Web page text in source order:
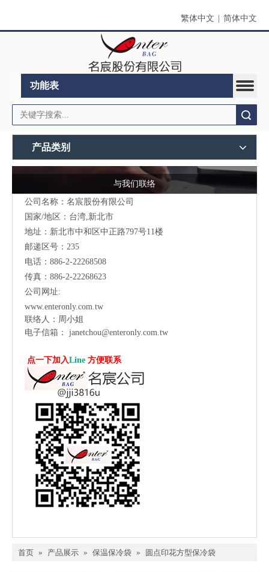
繁体中文 简体中文
功能表
产品类别
与我们联络
公司名称：名宸股份有限公司
国家/地区：台湾,新北市
地址：新北市中和区中正路797号11楼
邮递区号：235
电话：886-2-22268508
传真：886-2-22268623
公司网址:
www.enteronly.com.tw
联络人：周小姐
电子信箱： janetchou@enteronly.com.tw
点一下加入Line 方便联系
首页 » 产品展示 » 保温保冷袋 » 圆点印花方型保冷袋